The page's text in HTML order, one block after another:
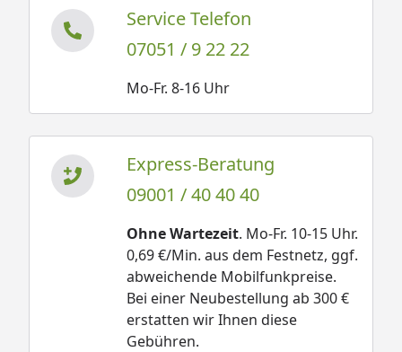
Service Telefon
07051 / 9 22 22
Mo-Fr. 8-16 Uhr
Express-Beratung
09001 / 40 40 40
Ohne Wartezeit. Mo-Fr. 10-15 Uhr.
0,69 €/Min. aus dem Festnetz, ggf.
abweichende Mobilfunkpreise.
Bei einer Neubestellung ab 300 €
erstatten wir Ihnen diese
Gebühren.